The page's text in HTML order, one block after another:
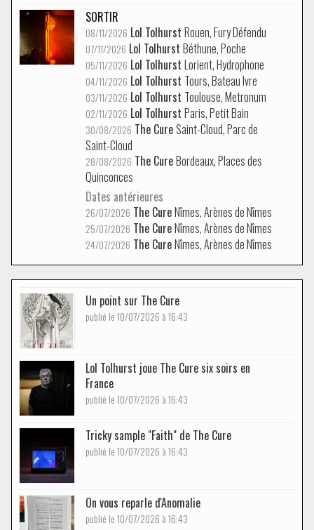
SORTIR
08/11/2026 Lol Tolhurst Rouen, Fury Défendu
07/11/2026 Lol Tolhurst Béthune, Poche
05/11/2026 Lol Tolhurst Lorient, Hydrophone
04/11/2026 Lol Tolhurst Tours, Bateau Ivre
03/11/2026 Lol Tolhurst Toulouse, Metronum
02/11/2026 Lol Tolhurst Paris, Petit Bain
30/08/2026 The CureSaint-Cloud, Parc de
Saint-Cloud
28/08/2026 The CureBordeaux, Places des
Quinconces
Dates antérieures
26/07/2026 The CureNîmes, Arènes de Nîmes
25/07/2026 The CureNîmes, Arènes de Nîmes
24/07/2026 The CureNîmes, Arènes de Nîmes
Un point sur The Cure
publié le 10/07/2026 à 16:43
Lol Tolhurst joue The Cure six soirs en
France
publié le 10/07/2026 à 16:43
Tricky sample "Faith" de The Cure
publié le 10/07/2026 à 16:43
On vous reparle d'Anomalie
publié le 10/07/2026 à 16:43